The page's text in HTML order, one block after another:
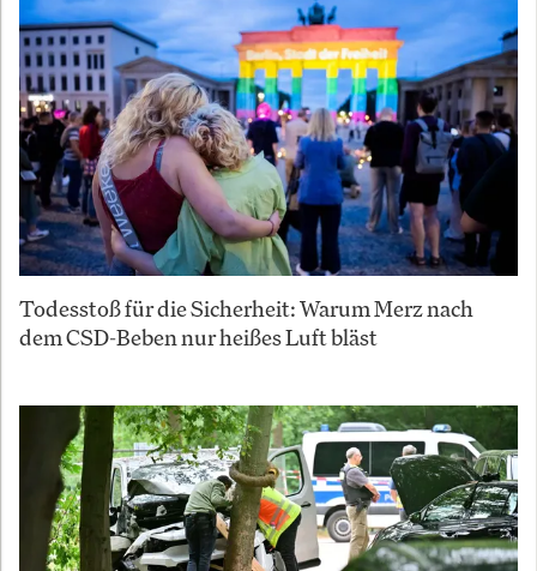
Todesstoß für die Sicherheit: Warum Merz nach
dem CSD-Beben nur heißes Luft bläst